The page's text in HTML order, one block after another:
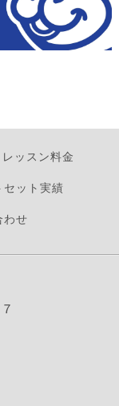
レッスン料金
ット実績
わせ